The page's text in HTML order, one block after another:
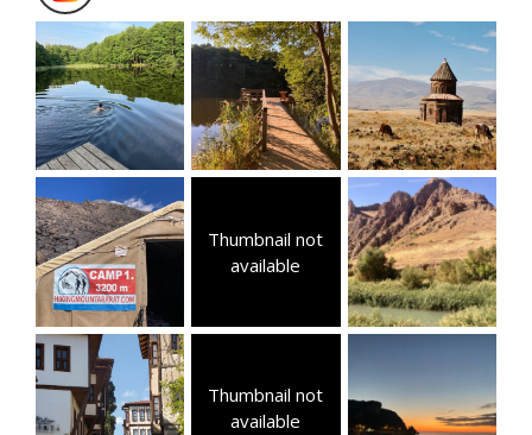
Thumbnail not
available
Thumbnail not
available